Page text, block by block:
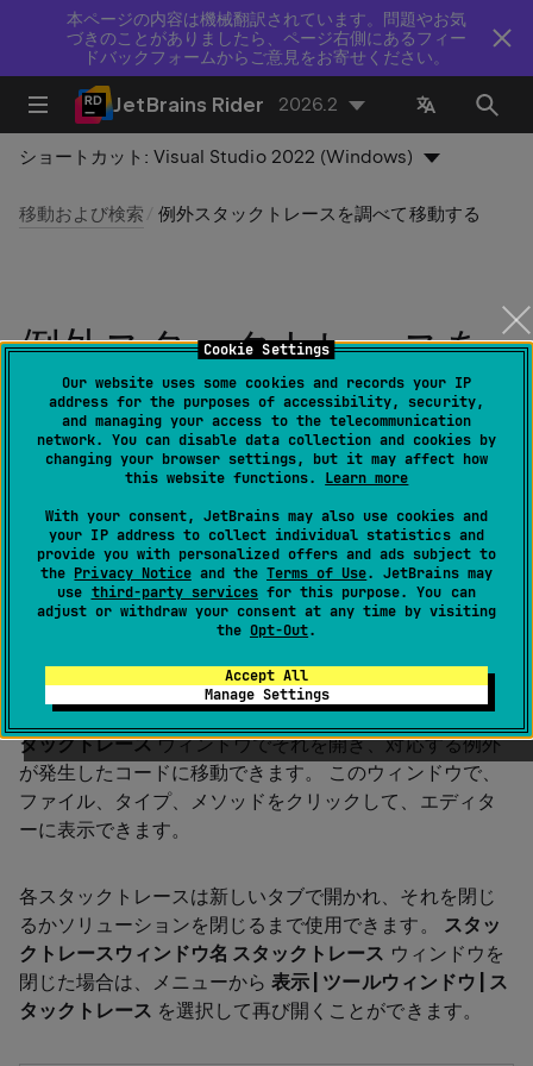
Cookie Settings
Our website uses some cookies and records your IP
address for the purposes of accessibility, security,
and managing your access to the telecommunication
network. You can disable data collection and cookies by
changing your browser settings, but it may affect how
this website functions. Learn more
With your consent, JetBrains may also use cookies and
your IP address to collect individual statistics and
provide you with personalized offers and ads subject to
the Privacy Noticeand the Terms of Use. JetBrains may
use third-party servicesfor this purpose. You can
adjust or withdraw your consent at any time by visiting
the Opt-Out.
Accept All
Manage Settings
本ページの内容は機械翻訳されています。問題やお気
づきのことがありましたら、ページ右側にあるフィー
ドバックフォームからご意見をお寄せください。
JetBrains Rider 2026.2
ショートカット:Visual Studio 2022 (Windows)
移動および検索 例外スタックトレースを調べて移動する
例外スタックトレースを
調べて移動する
最終更新日： 2026 年 8 月 5 日
ツール | スタックトレースまたはスレッドダンプの解
析…
Ctrl 0
E , Ctrl 0
T
外部スタックトレースを受け取った場合 (たとえば、バグ
レポートから)、専用のスタックトレースウィンドウ名 ス
タックトレースウィンドウでそれを開き、対応する例外
が発生したコードに移動できます。 このウィンドウで、
ファイル、タイプ、メソッドをクリックして、エディタ
ーに表示できます。
各スタックトレースは新しいタブで開かれ、それを閉じ
るかソリューションを閉じるまで使用できます。 スタッ
クトレースウィンドウ名 スタックトレース ウィンドウを
閉じた場合は、メニューから表示 | ツールウィンドウ | ス
タックトレース を選択して再び開くことができます。